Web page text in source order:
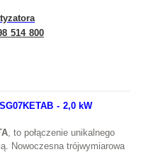
514 800
- 2,0 kW
, to połączenie unikalnego
Nowoczesna trójwymiarowa